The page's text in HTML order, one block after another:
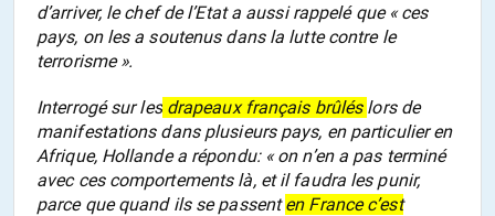
d’arriver, le chef de l’Etat a aussi rappelé que « ces
pays, on les a soutenus dans la lutte contre le
terrorisme ».
Interrogé sur lesdrapeaux français brûlés lors de
manifestations dans plusieurs pays, en particulier en
Afrique, Hollande a répondu: « on n’en a pas terminé
avec ces comportements là, et il faudra les punir,
parce que quand ils se passenten France c’est